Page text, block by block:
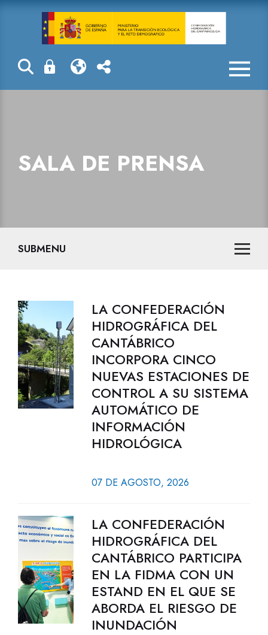
Sala de prensa
SALA DE PRENSA
SUBMENU
LA CONFEDERACIÓN
HIDROGRÁFICA DEL
CANTÁBRICO
INCORPORA CINCO
NUEVAS ESTACIONES DE
CONTROL A SU SISTEMA
AUTOMÁTICO DE
INFORMACIÓN
HIDROLÓGICA
07 DE AGOSTO, 2026
LA CONFEDERACIÓN
HIDROGRÁFICA DEL
CANTÁBRICO PARTICIPA
EN LA FIDMA CON UN
ESTAND EN EL QUE SE
ABORDA EL RIESGO DE
INUNDACIÓN